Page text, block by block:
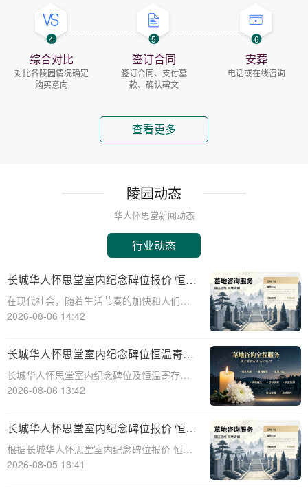
4
综合对比
对比各陵园情况确定
购买意向
5
签订合同
签订合同、支付墓
款、确认碑文
6
安葬
电话或在线咨询
查看更多
陵园动态
华人怀思堂新闻动态
行业动态
长城华人怀思堂室内纪念碑位报价 恒温
寄存配套同步减免详解
在现代社会，随着生活节奏的加快和人们对
身后事的关注度提升，越来越多的人开始考
和怀念。长城华人怀思堂作为一家专业的纪
念服务机构，提供了一系列的纪念产品和服
务，其中包
2026-08-06 14:42
长城华人怀思堂室内纪念碑位恒温寄存
服务报价及同步减免政策详解
长城华人怀思堂室内纪念碑位及恒温寄存服
务报价与同步减免政策详解☎ 华人怀思堂电
步，人们对逝者的纪念方式日益多元化。室
内纪念碑位作为一种新兴的纪念
2026-08-06 13:42
长城华人怀思堂室内纪念碑位报价 恒温
寄存配套同步减免详解
根据长城华人怀思堂室内纪念碑位报价 恒温
寄存配套同步减免详解☎ 华人怀思堂电
2026-08-05 18:41